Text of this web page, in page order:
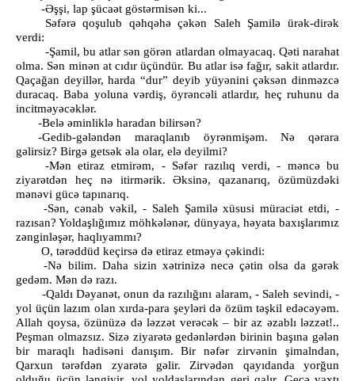
-Əşşi, lap şücaət göstərmisən ki...
Səfərə qoşulub qəhqəhə çəkən Saleh Şamilə ürək-dirək
verdi:
-Şamil, bu atlar sən görən atlardan olmayacaq. Qəti narahat
olma. Sən minən at cıdır üçündür. Bu atlar isə fağır, sakit atlardır.
Qaçağan deyillər, harda “dur” deyib yüyənini çəksən dinməzcə
duracaq. Baba yoluna vərdiş, öyrəncəli atlardır, heç ruhunu da
incitməyəcəklər.
-Belə əminliklə haradan bilirsən?
-Gedib-gələndən maraqlanıb öyrənmişəm. Nə qərara
gəlirsiz? Birgə getsək əla olar, elə deyilmi?
-Mən etiraz etmirəm, - Səfər razılıq verdi, - məncə bu
ziyarətdən heç nə itirmərik. Əksinə, qazanarıq, özümüzdəki
mənəvi gücə tapınarıq.
-Sən, cənab vəkil, - Saleh Şamilə xüsusi müraciət etdi, -
razısan? Yoldaşlığımız möhkələnər, dünyaya, həyata baxışlarımız
zənginləşər, haqlıyammı?
O, tərəddüd keçirsə də etiraz etməyə çəkindi:
-Nə bilim. Daha sizin xətrinizə necə çətin olsa da gərək
gedəm. Mən də razı.
-Qaldı Dəyanət, onun da razılığını alaram, - Saleh sevindi, -
yol üçün lazım olan xırda-para şeyləri də özüm təşkil edəcəyəm.
Allah qoysa, özünüzə də ləzzət verəcək – bir az əzablı ləzzət!..
Peşman olmazsız. Sizə ziyarətə gedənlərdən birinin başına gələn
bir maraqlı hadisəni danışım. Bir nəfər zirvənin şimalndan,
Qarxun tərəfdən zyarətə gəlir. Zirvədən qayıdanda yorğun